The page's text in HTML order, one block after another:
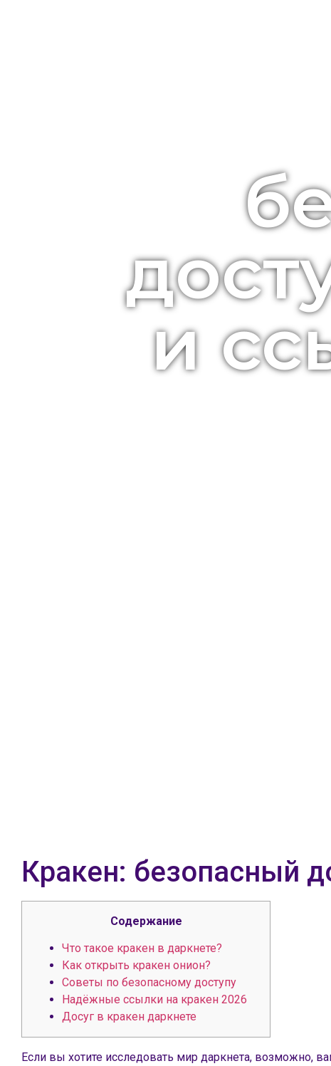
и
Кракен: безопасный
Содержание
Что такое кракен в даркнете?
Как открыть кракен онион?
Советы по безопасному доступу
Надёжные ссылки на кракен 2026
Досуг в кракен даркнете
Если вы хотите исследовать мир даркнета, возможно,